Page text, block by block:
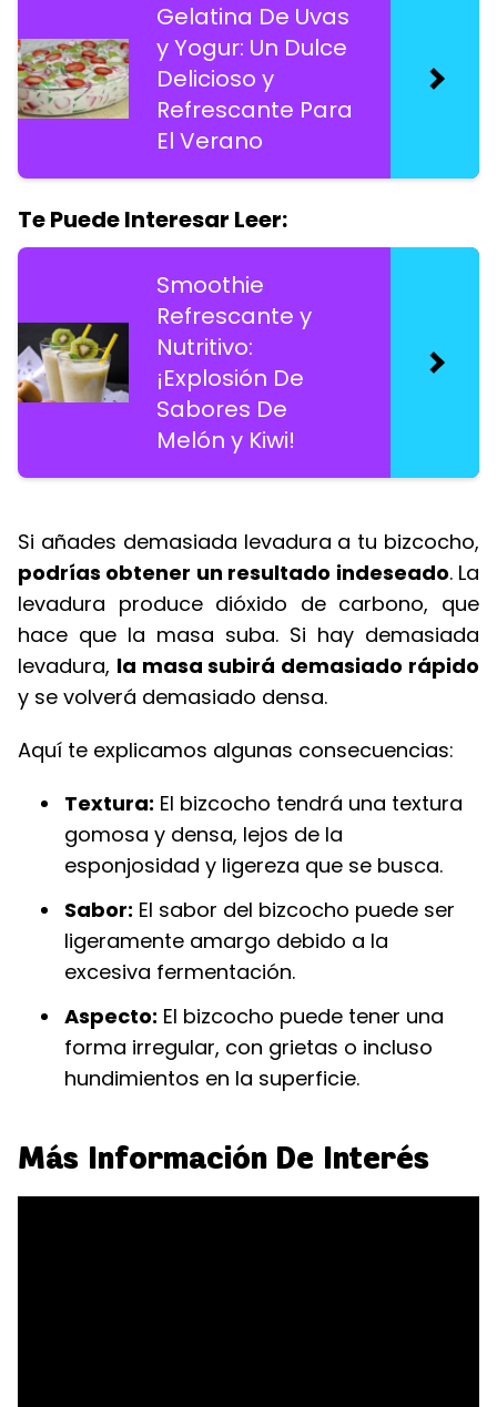
Gelatina De Uvas
y Yogur: Un Dulce
Delicioso y
Refrescante Para
El Verano
Te Puede Interesar Leer:
Smoothie
Refrescante y
Nutritivo:
¡Explosión De
Sabores De
Melón y Kiwi!
Si añades demasiada levadura a tu bizcocho,
podrías obtener un resultado indeseado. La
levadura produce dióxido de carbono, que
hace que la masa suba. Si hay demasiada
levadura, la masa subirá demasiado rápido
y se volverá demasiado densa.
Aquí te explicamos algunas consecuencias:
Textura: El bizcocho tendrá una textura
gomosa y densa, lejos de la
esponjosidad y ligereza que se busca.
Sabor: El sabor del bizcocho puede ser
ligeramente amargo debido a la
excesiva fermentación.
Aspecto: El bizcocho puede tener una
forma irregular, con grietas o incluso
hundimientos en la superficie.
Más Información De Interés